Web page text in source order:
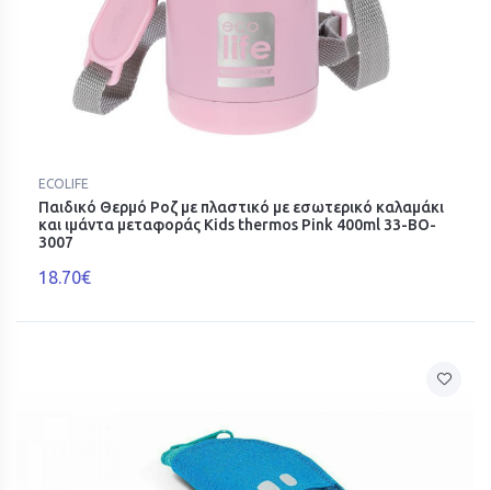
ECOLIFE
Παιδικό Θερμό Ροζ με πλαστικό με εσωτερικό καλαμάκι
και ιμάντα μεταφοράς Kids thermos Pink 400ml 33-BO-
3007
18.70€